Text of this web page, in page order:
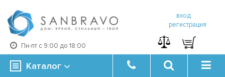
Пн-пт с 9:00 до 18:00
вход
регистрация
Каталог